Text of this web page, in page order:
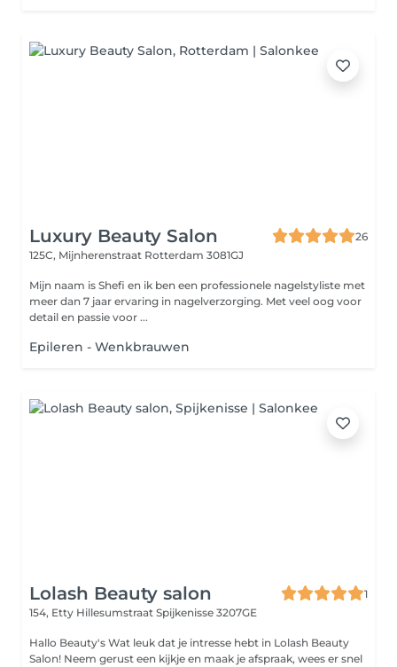
Luxury Beauty Salon
26
125C, Mijnherenstraat Rotterdam 3081GJ
Mijn naam is Shefi en ik ben een professionele nagelstyliste met
meer dan 7 jaar ervaring in nagelverzorging. Met veel oog voor
detail en passie voor ...
Epileren - Wenkbrauwen
Lolash Beauty salon
1
154, Etty Hillesumstraat Spijkenisse 3207GE
Hallo Beauty's Wat leuk dat je intresse hebt in Lolash Beauty
Salon! Neem gerust een kijkje en maak je afspraak, wees er snel